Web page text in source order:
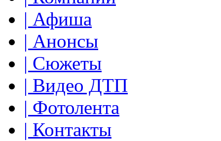
| Афиша
| Анонсы
| Сюжеты
| Видео ДТП
| Фотолента
| Контакты